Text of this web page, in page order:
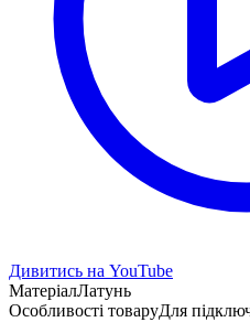
Дивитись на YouTube
МатеріалЛатунь
Особливості товаруДля